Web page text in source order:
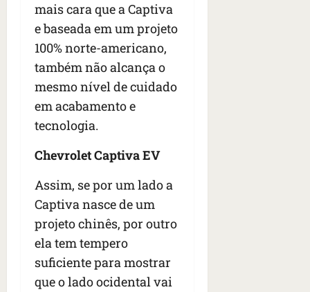
mais cara que a Captiva
e baseada em um projeto
100% norte-americano,
também não alcança o
mesmo nível de cuidado
em acabamento e
tecnologia.
Chevrolet Captiva EV
Assim, se por um lado a
Captiva nasce de um
projeto chinês, por outro
ela tem tempero
suficiente para mostrar
que o lado ocidental vai